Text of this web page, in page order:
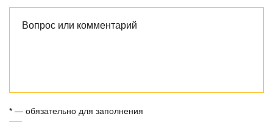
* — обязательно для заполнения